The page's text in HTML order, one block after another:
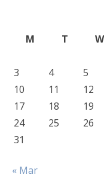
M
T W
3
4 5
10
11 12
17
18 19
24
25 26
31
« Mar